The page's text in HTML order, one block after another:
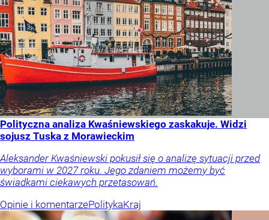
Polityczna analiza Kwaśniewskiego zaskakuje. Widzi
sojusz Tuska z Morawieckim
Aleksander Kwaśniewski pokusił się o analizę sytuacji przed
wyborami w 2027 roku. Jego zdaniem możemy być
świadkami ciekawych przetasowań.
Opinie i komentarzePolitykaKraj